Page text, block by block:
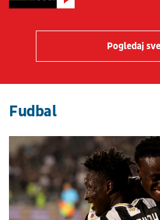
Pogledaj sve
Fudbal